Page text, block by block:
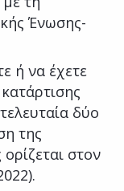
Ένωσης-
ή να έχετε
δύο
της
στον